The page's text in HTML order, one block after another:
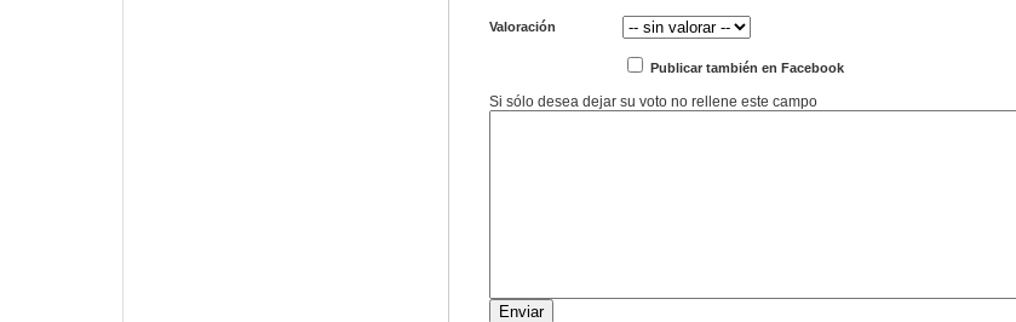
Valoración
Publicar también en Facebook
Si sólo desea dejar su voto no rellene este campo